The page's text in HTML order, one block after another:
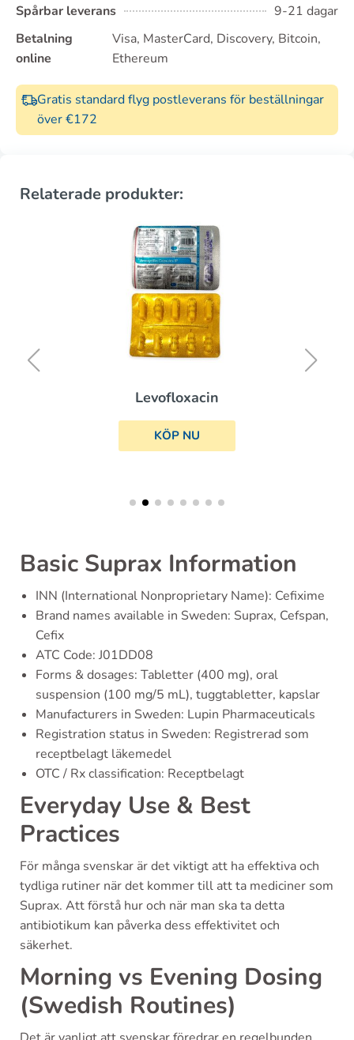
Spårbar leverans
9-21 dagar
Betalning
online
Visa, MasterCard, Discovery, Bitcoin,
Ethereum
Gratis standard flyg postleverans för beställningar
över €172
Relaterade produkter:
Levofloxacin
KÖP NU
Basic Suprax Information
INN (International Nonproprietary Name): Cefixime
Brand names available in Sweden: Suprax, Cefspan,
Cefix
ATC Code: J01DD08
Forms & dosages: Tabletter (400 mg), oral
suspension (100 mg/5 mL), tuggtabletter, kapslar
Manufacturers in Sweden: Lupin Pharmaceuticals
Registration status in Sweden: Registrerad som
receptbelagt läkemedel
OTC / Rx classification: Receptbelagt
Everyday Use & Best
Practices
För många svenskar är det viktigt att ha effektiva och
tydliga rutiner när det kommer till att ta mediciner som
Suprax. Att förstå hur och när man ska ta detta
antibiotikum kan påverka dess effektivitet och
säkerhet.
Morning vs Evening Dosing
(Swedish Routines)